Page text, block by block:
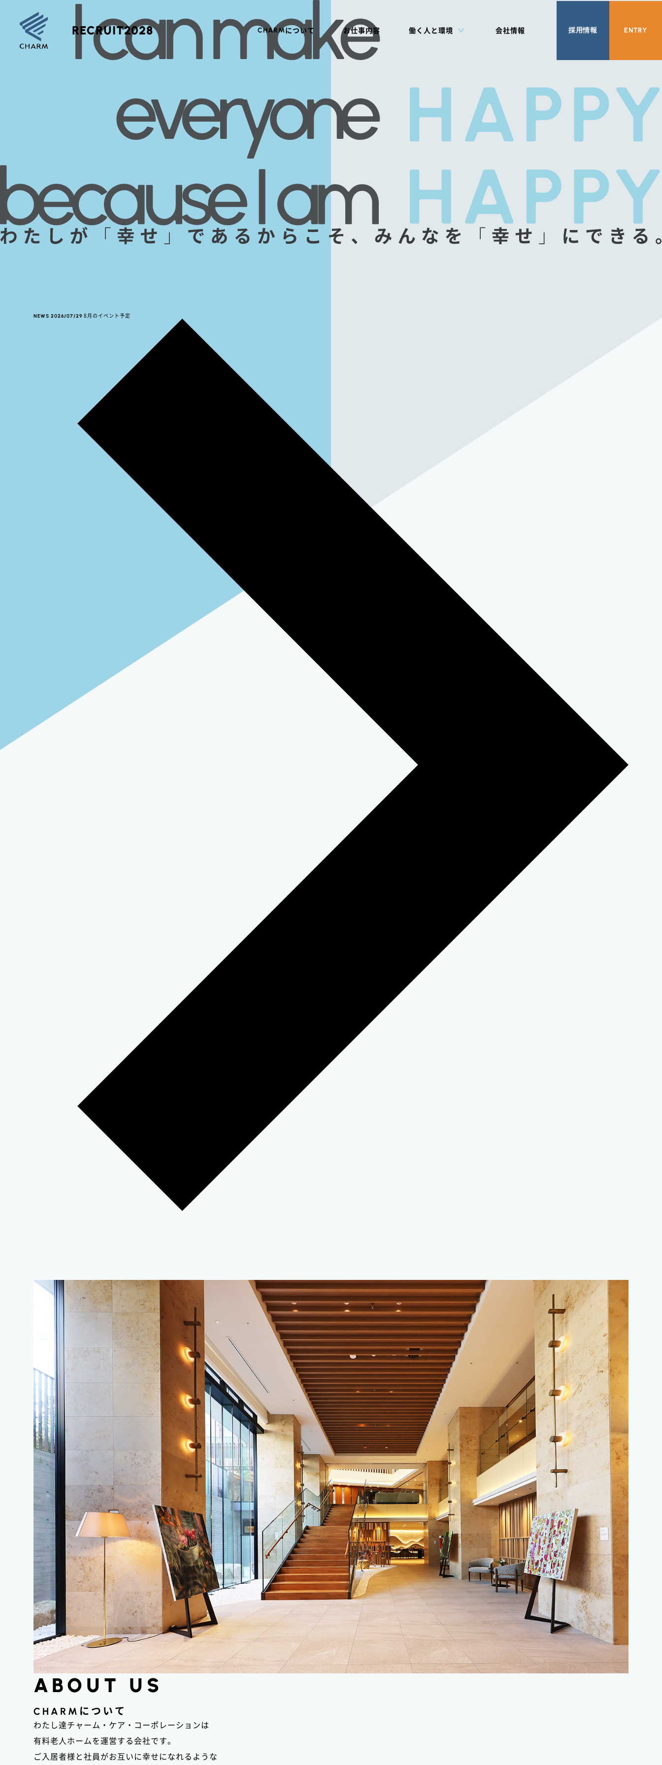
RECRUIT2028 CHARMについて お仕事内容 働く人と環境 会社情報 採用情報 ENTRY
NEWS 2026/07/29 8月のイベント予定
ABOUT US
CHARM について
わたし達チャーム・ケア・コーポレーションは
有料老人ホームを運営する会社です。
ご入居者様と社員がお互いに幸せになれるような